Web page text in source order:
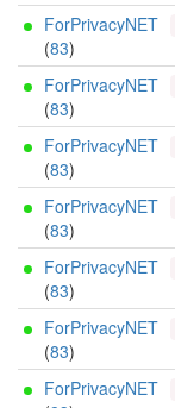
ForPrivacyNET
(83)
ForPrivacyNET
(83)
ForPrivacyNET
(83)
ForPrivacyNET
(83)
ForPrivacyNET
(83)
ForPrivacyNET
(83)
ForPrivacyNET